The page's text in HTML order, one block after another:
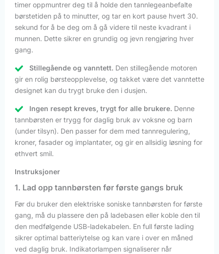
timer oppmuntrer deg til å holde den tannlegeanbefalte
børstetiden på to minutter, og tar en kort pause hvert 30.
sekund for å be deg om å gå videre til neste kvadrant i
munnen. Dette sikrer en grundig og jevn rengjøring hver
gang.
Stillegående og vanntett. Den stillegående motoren
gir en rolig børsteopplevelse, og takket være det vanntette
designet kan du trygt bruke den i dusjen.
Ingen resept kreves, trygt for alle brukere. Denne
tannbørsten er trygg for daglig bruk av voksne og barn
(under tilsyn). Den passer for dem med tannregulering,
kroner, fasader og implantater, og gir en allsidig løsning for
ethvert smil.
Instruksjoner
1. Lad opp tannbørsten før første gangs bruk
Før du bruker den elektriske soniske tannbørsten for første
gang, må du plassere den på ladebasen eller koble den til
den medfølgende USB-ladekabelen. En full første lading
sikrer optimal batteriytelse og kan vare i over en måned
ved daglig bruk. Indikatorlampen signaliserer når